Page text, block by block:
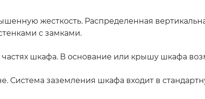
жесткость. Распределенная
с замками.
шкафа. В основание или крышу шкафа
Система заземления шкафа входит в